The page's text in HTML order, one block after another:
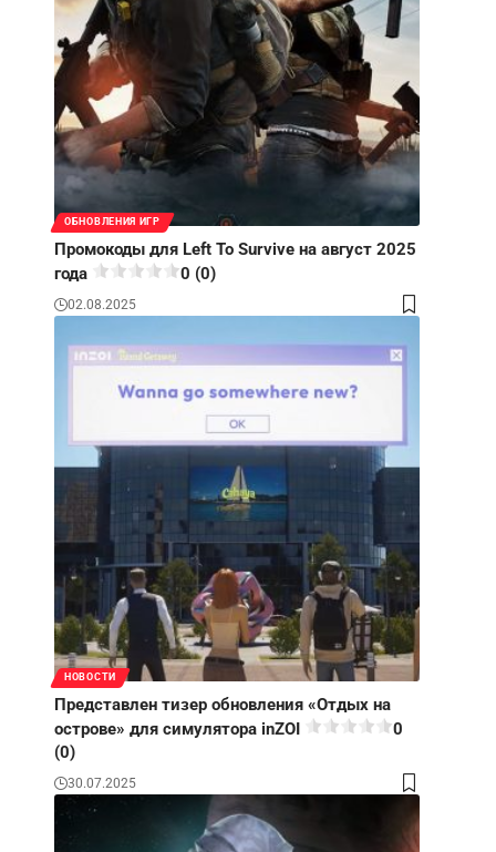
ОБНОВЛЕНИЯ ИГР
Промокоды для Left To Survive на август 2025
года
0 (0)
02.08.2025
НОВОСТИ
Представлен тизер обновления «Отдых на
острове» для симулятора inZOI
0
(0)
30.07.2025